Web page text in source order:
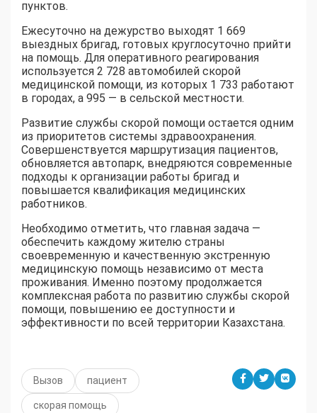
пунктов.
Ежесуточно на дежурство выходят 1 669
выездных бригад, готовых круглосуточно прийти
на помощь. Для оперативного реагирования
используется 2 728 автомобилей скорой
медицинской помощи, из которых 1 733 работают
в городах, а 995 — в сельской местности.
Развитие службы скорой помощи остается одним
из приоритетов системы здравоохранения.
Совершенствуется маршрутизация пациентов,
обновляется автопарк, внедряются современные
подходы к организации работы бригад и
повышается квалификация медицинских
работников.
Необходимо отметить, что главная задача —
обеспечить каждому жителю страны
своевременную и качественную экстренную
медицинскую помощь независимо от места
проживания. Именно поэтому продолжается
комплексная работа по развитию службы скорой
помощи, повышению ее доступности и
эффективности по всей территории Казахстана.
Вызов пациент
скорая помощь